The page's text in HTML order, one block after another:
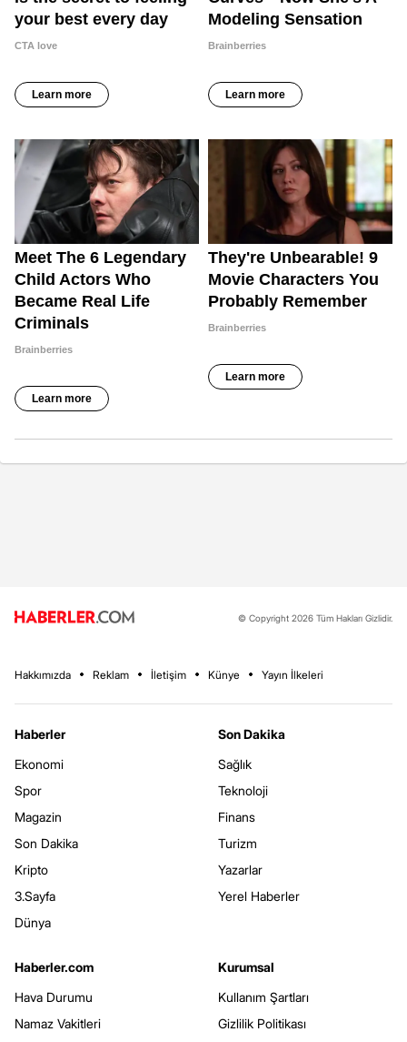
© Copyright 2026 Tüm Hakları Gizlidir.
Hakkımızda Reklam İletişim Künye Yayın İlkeleri
Haberler
Ekonomi
Spor
Magazin
Son Dakika
Kripto
3.Sayfa
Dünya
Son Dakika
Sağlık
Teknoloji
Finans
Turizm
Yazarlar
Yerel Haberler
Haberler.com
Hava Durumu
Namaz Vakitleri
Kurumsal
Kullanım Şartları
Gizlilik Politikası